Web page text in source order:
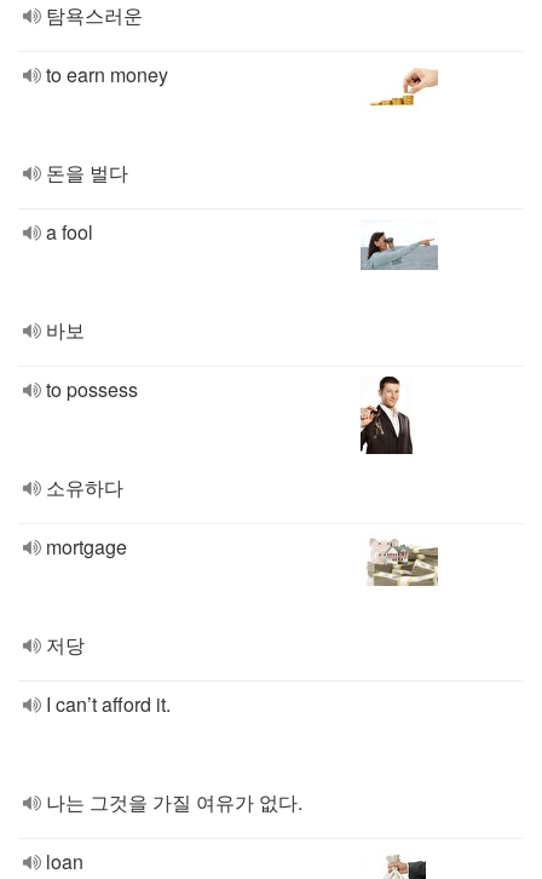
탐욕스러운
to earn money
돈을 벌다
a fool
바보
to possess
소유하다
mortgage
저당
I can’t afford it.
나는 그것을 가질 여유가 없다.
loan